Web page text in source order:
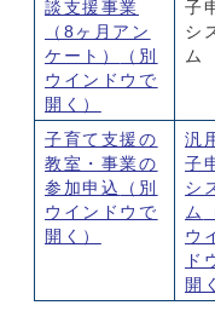
談支援事業
（8ヶ月アン
ケート）
（別
ウインドウで
開く）
子
シ
ム
子育て支援の
教室・事業の
参加申込
（別
ウインドウで
開く）
汎
子
シ
ム
ウ
ド
開